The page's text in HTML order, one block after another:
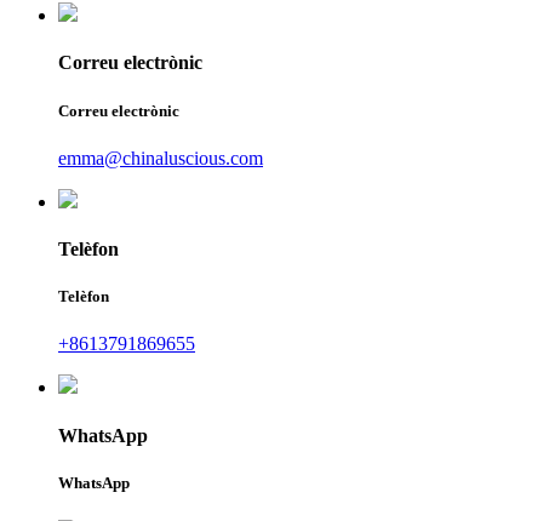
Correu electrònic
Correu electrònic
emma@chinaluscious.com
Telèfon
Telèfon
+8613791869655
WhatsApp
WhatsApp